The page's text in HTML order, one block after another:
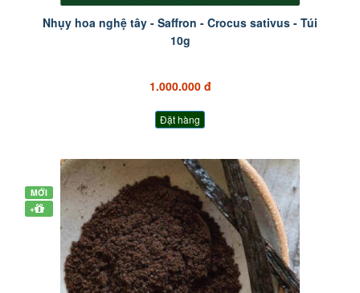
Nhụy hoa nghệ tây - Saffron - Crocus sativus - Túi
10g
1.000.000 đ
Đặt hàng
MỚI
+